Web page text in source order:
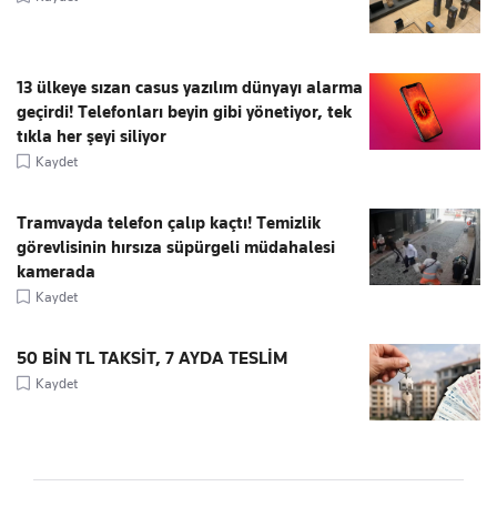
13 ülkeye sızan casus yazılım dünyayı alarma
geçirdi! Telefonları beyin gibi yönetiyor, tek
tıkla her şeyi siliyor
Kaydet
Tramvayda telefon çalıp kaçtı! Temizlik
görevlisinin hırsıza süpürgeli müdahalesi
kamerada
Kaydet
50 BİN TL TAKSİT, 7 AYDA TESLİM
Kaydet